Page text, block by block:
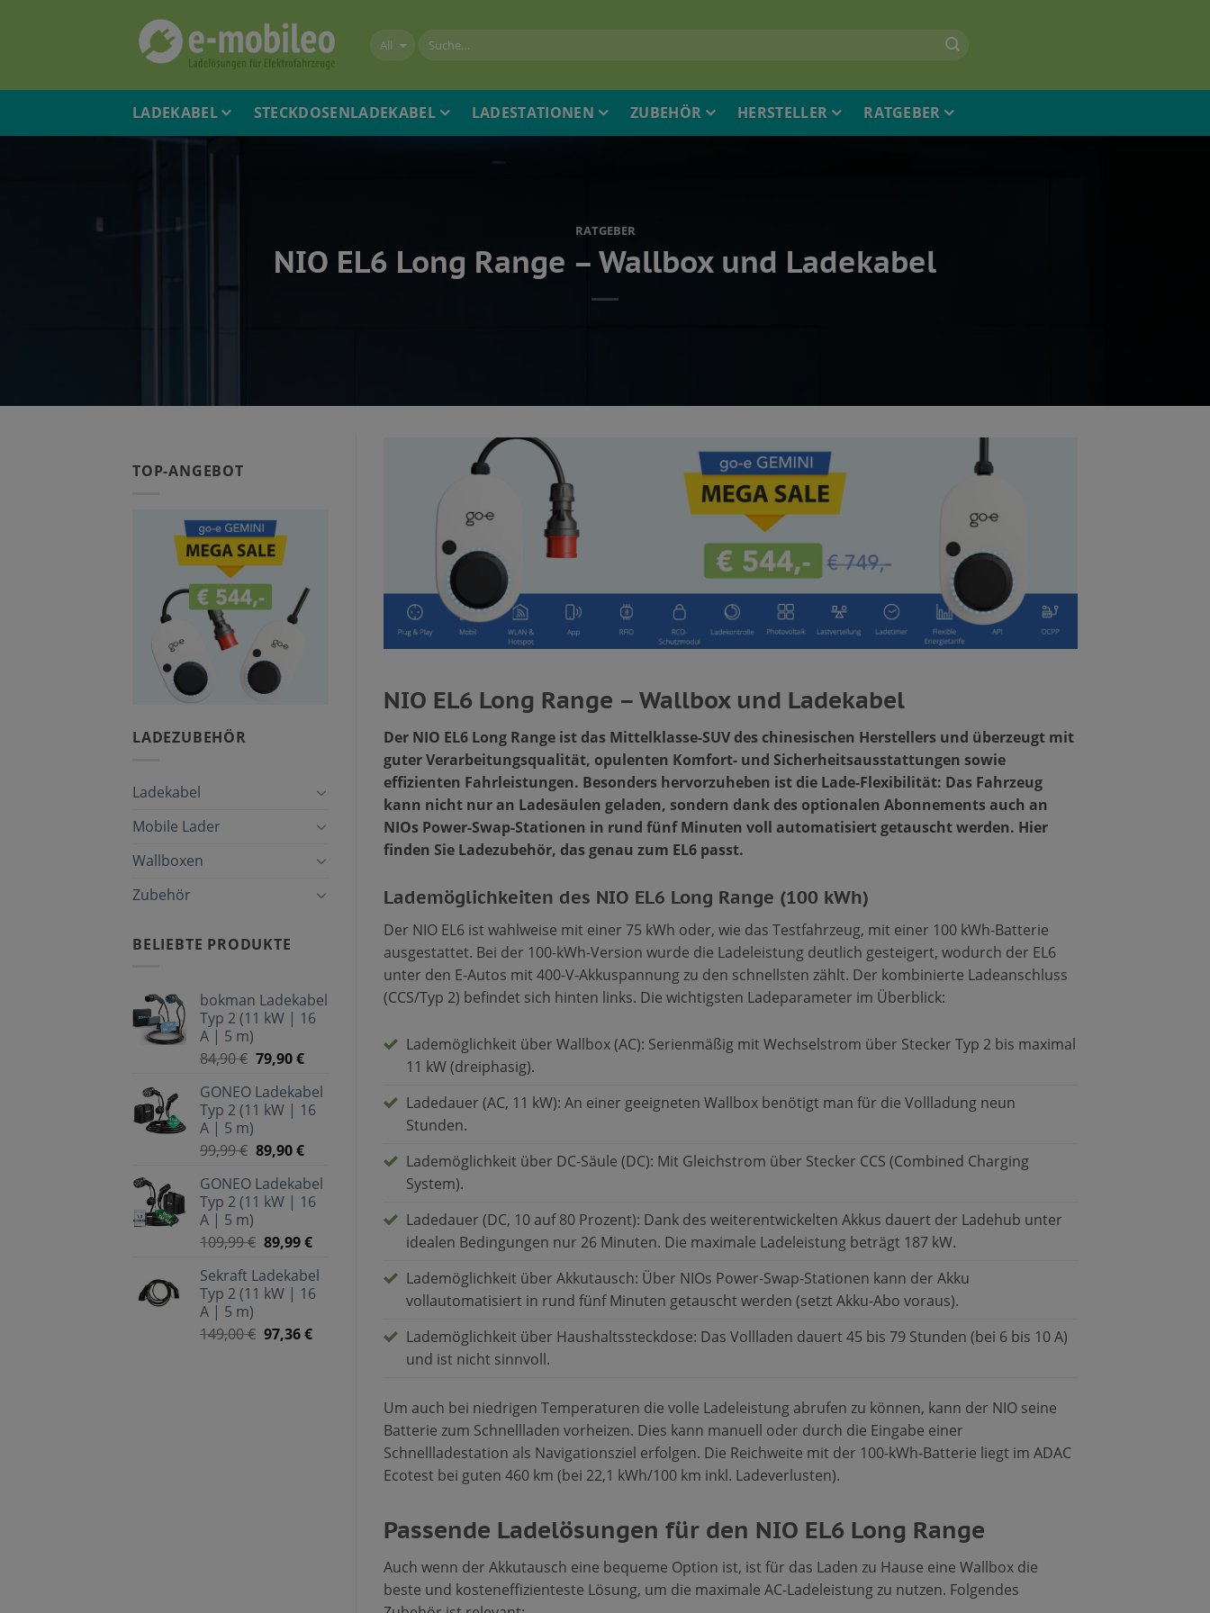
LADEKABEL STECKDOSENLADEKABEL LADESTATIONEN ZUBEHÖR HERSTELLER RATGEBER
RATGEBER
NIO EL6 Long Range – Wallbox und Ladekabel
TOP-ANGEBOT
LADEZUBEHÖR
Ladekabel
Mobile Lader
Wallboxen
Zubehör
BELIEBTE PRODUKTE
bokman Ladekabel
Typ 2 (11 kW | 16
A | 5 m)
84,90€ 79,90€
GONEO Ladekabel
Typ 2 (11 kW | 16
A | 5 m)
99,99€ 89,90€
GONEO Ladekabel
Typ 2 (11 kW | 16
A | 5 m)
109,99€ 89,99€
Sekraft Ladekabel
Typ 2 (11 kW | 16
A | 5 m)
149,00€ 97,36€
NIO EL6 Long Range – Wallbox und Ladekabel
Der NIO EL6 Long Range ist das Mittelklasse-SUV des chinesischen Herstellers und überzeugt mit
guter Verarbeitungsqualität, opulenten Komfort- und Sicherheitsausstattungen sowie
effizienten Fahrleistungen. Besonders hervorzuheben ist die Lade-Flexibilität: Das Fahrzeug
kann nicht nur an Ladesäulen geladen, sondern dank des optionalen Abonnements auch an
NIOs Power-Swap-Stationen in rund fünf Minuten voll automatisiert getauscht werden. Hier
finden Sie Ladezubehör, das genau zum EL6 passt.
Lademöglichkeiten des NIO EL6 Long Range (100 kWh)
Der NIO EL6 ist wahlweise mit einer 75 kWh oder, wie das Testfahrzeug, mit einer 100 kWh-Batterie
ausgestattet. Bei der 100-kWh-Version wurde die Ladeleistung deutlich gesteigert, wodurch der EL6
unter den E-Autos mit 400-V-Akkuspannung zu den schnellsten zählt. Der kombinierte Ladeanschluss
(CCS/Typ 2) befindet sich hinten links. Die wichtigsten Ladeparameter im Überblick:
Lademöglichkeit über Wallbox (AC): Serienmäßig mit Wechselstrom über Stecker Typ 2 bis maximal
11 kW (dreiphasig).
Ladedauer (AC, 11 kW): An einer geeigneten Wallbox benötigt man für die Vollladung neun
Stunden.
Lademöglichkeit über DC-Säule (DC): Mit Gleichstrom über Stecker CCS (Combined Charging
System).
Ladedauer (DC, 10 auf 80 Prozent): Dank des weiterentwickelten Akkus dauert der Ladehub unter
idealen Bedingungen nur 26 Minuten. Die maximale Ladeleistung beträgt 187 kW.
Lademöglichkeit über Akkutausch: Über NIOs Power-Swap-Stationen kann der Akku
vollautomatisiert in rund fünf Minuten getauscht werden (setzt Akku-Abo voraus).
Lademöglichkeit über Haushaltssteckdose: Das Vollladen dauert 45 bis 79 Stunden (bei 6 bis 10 A)
und ist nicht sinnvoll.
Um auch bei niedrigen Temperaturen die volle Ladeleistung abrufen zu können, kann der NIO seine
Batterie zum Schnellladen vorheizen. Dies kann manuell oder durch die Eingabe einer
Schnellladestation als Navigationsziel erfolgen. Die Reichweite mit der 100-kWh-Batterie liegt im ADAC
Ecotest bei guten 460 km (bei 22,1 kWh/100 km inkl. Ladeverlusten).
Passende Ladelösungen für den NIO EL6 Long Range
Auch wenn der Akkutausch eine bequeme Option ist, ist für das Laden zu Hause eine Wallbox die
beste und kosteneffizienteste Lösung, um die maximale AC-Ladeleistung zu nutzen. Folgendes